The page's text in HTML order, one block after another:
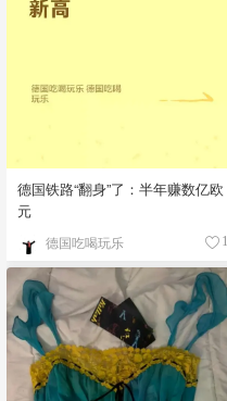
德国铁路“翻身”了：半年赚数亿欧
元
德国吃喝玩乐 1